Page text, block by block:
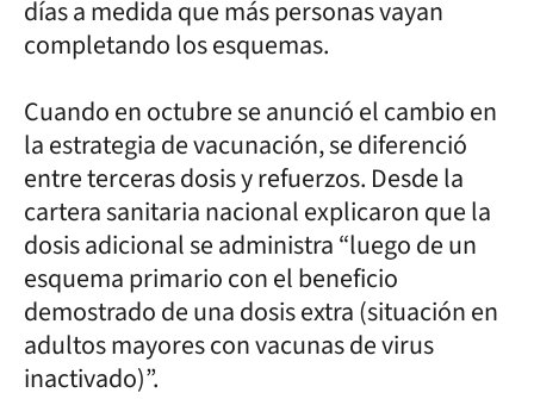
días a medida que más personas vayan
completando los esquemas.
Cuando en octubre se anunció el cambio en
la estrategia de vacunación, se diferenció
entre terceras dosis y refuerzos. Desde la
cartera sanitaria nacional explicaron que la
dosis adicional se administra “luego de un
esquema primario con el beneficio
demostrado de una dosis extra (situación en
adultos mayores con vacunas de virus
inactivado)”.